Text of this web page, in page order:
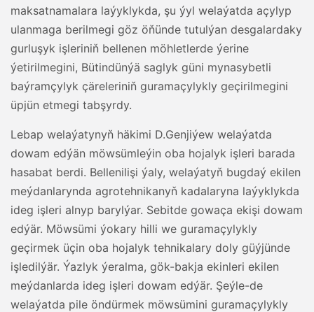
maksatnamalara laýyklykda, şu ýyl welaýatda açylyp
ulanmaga berilmegi göz öňünde tutulýan desgalardaky
gurluşyk işleriniň bellenen möhletlerde ýerine
ýetirilmegini, Bütindünýä saglyk güni mynasybetli
baýramçylyk çäreleriniň guramaçylykly geçirilmegini
üpjün etmegi tabşyrdy.
Lebap welaýatynyň häkimi D.Genjiýew welaýatda
dowam edýän möwsümleýin oba hojalyk işleri barada
hasabat berdi. Bellenilişi ýaly, welaýatyň bugdaý ekilen
meýdanlarynda agrotehnikanyň kadalaryna laýyklykda
ideg işleri alnyp barylýar. Sebitde gowaça ekişi dowam
edýär. Möwsümi ýokary hilli we guramaçylykly
geçirmek üçin oba hojalyk tehnikalary doly güýjünde
işledilýär. Ýazlyk ýeralma, gök-bakja ekinleri ekilen
meýdanlarda ideg işleri dowam edýär. Şeýle-de
welaýatda pile öndürmek möwsümini guramaçylykly